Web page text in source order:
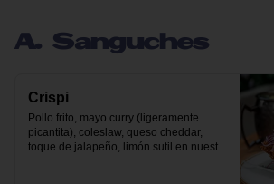
A. Sanguches
Crispi
Pollo frito, mayo curry (ligeramente
picantita), coleslaw, queso cheddar,
toque de jalapeño, limón sutil en nuestro